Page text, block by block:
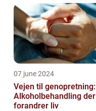
07 june 2024
Vejen til genopretning:
Alkoholbehandling der
forandrer liv